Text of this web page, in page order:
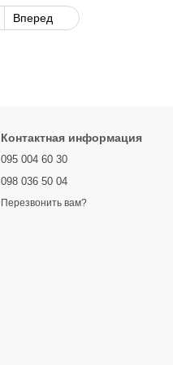
Вперед
Контактная информация
095 004 60 30
098 036 50 04
Перезвонить вам?